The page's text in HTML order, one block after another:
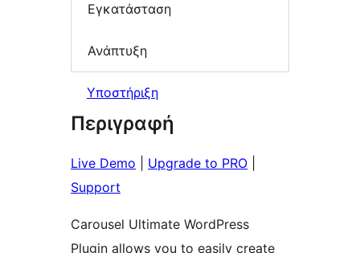
Εγκατάσταση
Ανάπτυξη
Υποστήριξη
Περιγραφή
Live Demo Upgrade to PRO
Support
Carousel Ultimate WordPress
Plugin allows you to easily create